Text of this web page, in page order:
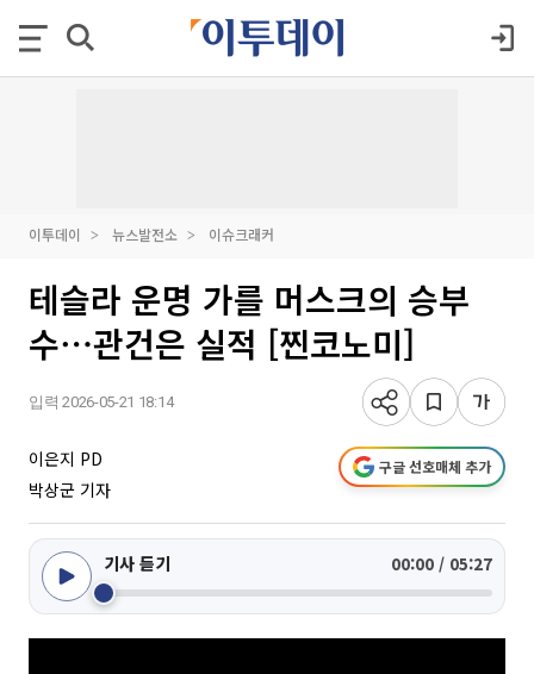
이투데이 뉴스발전소 이슈크래커
테슬라 운명 가를 머스크의 승부
수⋯관건은 실적 [찐코노미]
입력 2026-05-21 18:14
이은지 PD
박상군 기자
구글 선호매체 추가
기사 듣기 00:00 / 05:27